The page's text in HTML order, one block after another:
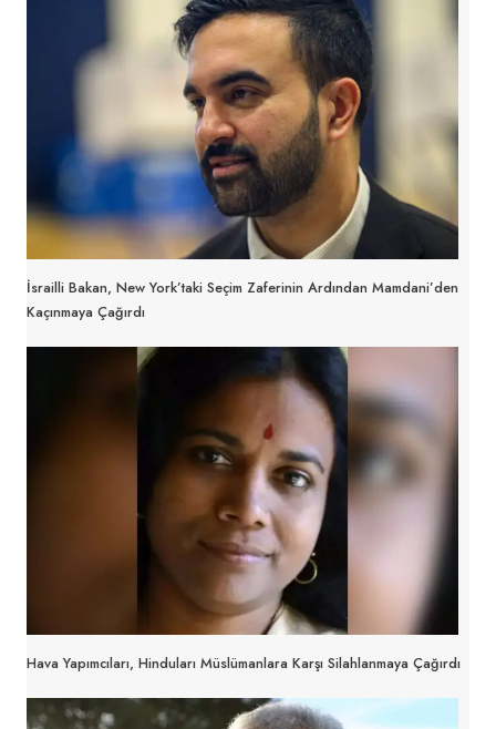
İsrailli Bakan, New York’taki Seçim Zaferinin Ardından Mamdani’den
Kaçınmaya Çağırdı
Hava Yapımcıları, Hinduları Müslümanlara Karşı Silahlanmaya Çağırdı